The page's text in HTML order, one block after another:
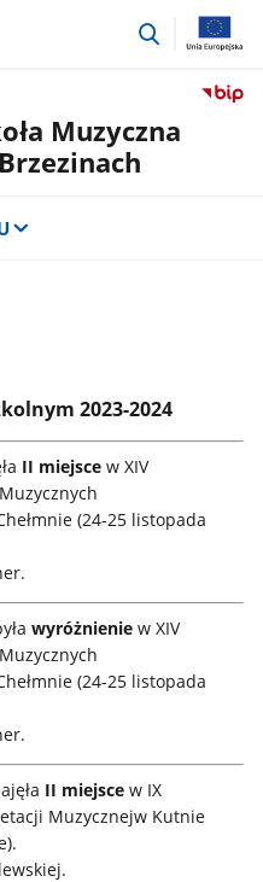
przejdź
Muzyczna
2023-2024
II miejsce w XIV
(24-25 listopada
wyróżnieniew XIV
(24-25 listopada
II miejscew IX
Muzycznejw Kutnie